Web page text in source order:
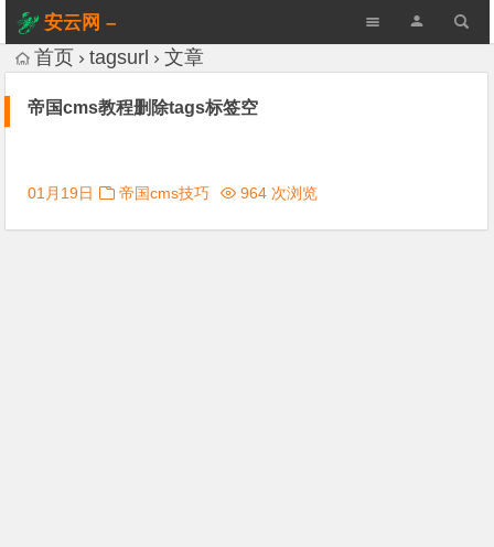
安云网 –
AnYun.ORG
首页 tagsurl 文章
帝国cms教程删除tags标签空
01月19日 帝国cms技巧 964 次浏览